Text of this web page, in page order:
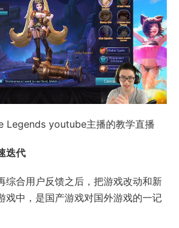
Legends youtube主播的教学直播
迭代
综合用户反馈之后，把游戏改动和新
戏中，是国产游戏对国外游戏的一记